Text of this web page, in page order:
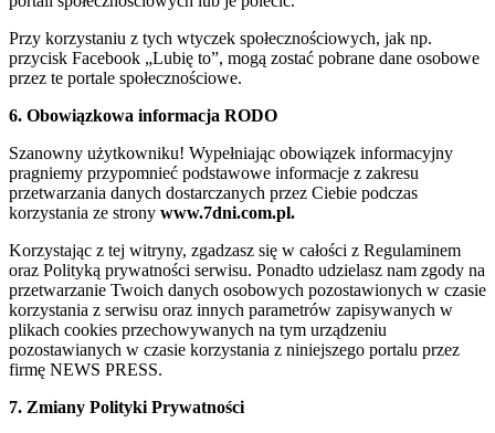
Przy korzystaniu z tych wtyczek społecznościowych, jak np.
przycisk Facebook „Lubię to”, mogą zostać pobrane dane osobowe
przez te portale społecznościowe.
6. Obowiązkowa informacja RODO
Szanowny użytkowniku! Wypełniając obowiązek informacyjny
pragniemy przypomnieć podstawowe informacje z zakresu
przetwarzania danych dostarczanych przez Ciebie podczas
korzystania ze strony www.7dni.com.pl.
Korzystając z tej witryny, zgadzasz się w całości z Regulaminem
oraz Polityką prywatności serwisu. Ponadto udzielasz nam zgody na
przetwarzanie Twoich danych osobowych pozostawionych w czasie
korzystania z serwisu oraz innych parametrów zapisywanych w
plikach cookies przechowywanych na tym urządzeniu
pozostawianych w czasie korzystania z niniejszego portalu przez
firmę NEWS PRESS.
7. Zmiany Polityki Prywatności